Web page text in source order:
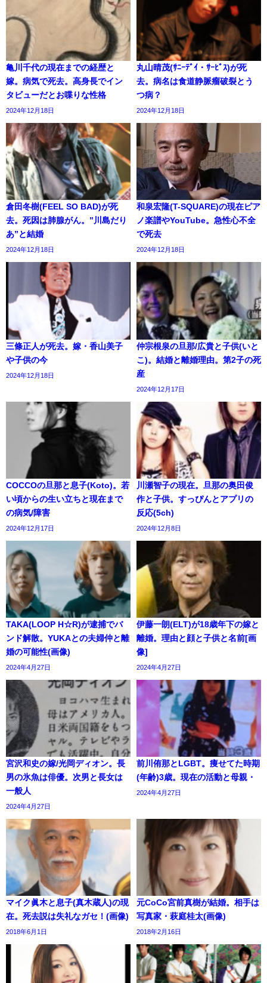
亀川千代の現在までの経歴と
嫁。病気で死去。高身長でイン
タビューだとお喋りな性格
2024年12月18日
丸山晴茂(ｻﾆｰﾃﾞｲ・ｻｰﾋﾞｽ)が死
去。病名は食道静脈瘤破裂とう
つ病？
2024年12月18日
倉田冬樹(FEEL SO BAD)が死
去。死因は肺腺がん。”川島だり
あ”と結婚
2024年12月18日
和泉宏隆(T-SQUARE)の現在ピア
ノ楽譜やYouTube。急性心不全
で死去
2024年12月18日
三條正人が死去。嫁・香山美子
や子供の今
2024年12月18日
仲宗根泉の旦那/広貴と子供(いと
こ)。結婚と離婚理由。第2子の死
産
2024年12月17日
COCCOの旦那と息子(Koto)。若
い頃からの生い立ちと現在まで
の病気/障害
2024年12月17日
川瀬智子の現在。旦那の奥田俊
作と子供。すっぴんとアプリの
反応(5ch)
2024年12月8日
TAKA(LOOP H☆R)が逮捕でバ
ンド解散。YUKAとの夫婦仲と離
婚の可能性(画像)
2024年4月27日
伊藤一朗(ELT)が18歳年下の嫁と
離婚。理由と顔と子供と名前[画
像]
2024年4月27日
宮沢和史の嫁/光岡ディオン。長
男の氷魚は俳優。次男と長女は
一般人
2024年4月27日
前川侑那とLGBT。痩せてた時期
(年齢)3歳。現在の活動と母親・
2024年4月27日
マイク眞木と息子(真木蔵人)の現
在。死去説は失礼なガセ！(画像)
2018年6月1日
元CoCo宮前真樹が結婚。相手は
写真家・萩庭桂太(画像)
2018年2月16日